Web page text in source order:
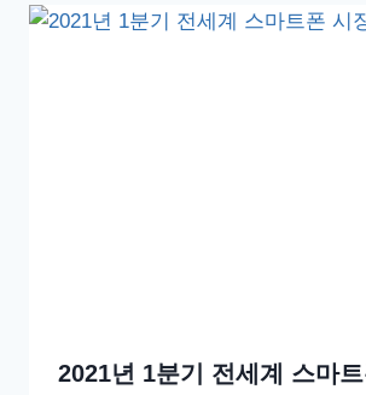
2021년 1분기 전세계 스마